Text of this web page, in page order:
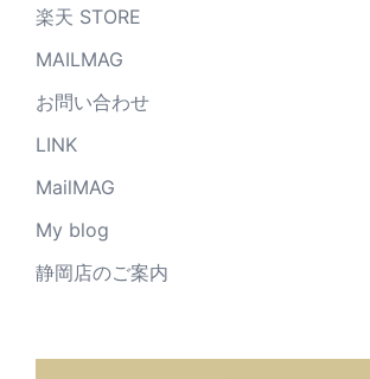
楽天 STORE
MAILMAG
お問い合わせ
LINK
MailMAG
My blog
静岡店のご案内